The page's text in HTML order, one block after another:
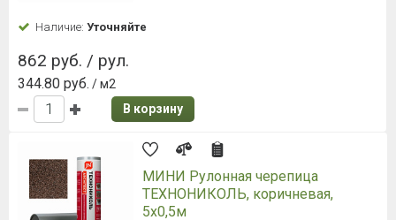
Наличие: Уточняйте
862 руб. / рул.
344.80 руб. / м2
В корзину
МИНИ Рулонная черепица
ТЕХНОНИКОЛЬ, коричневая,
5х0,5м